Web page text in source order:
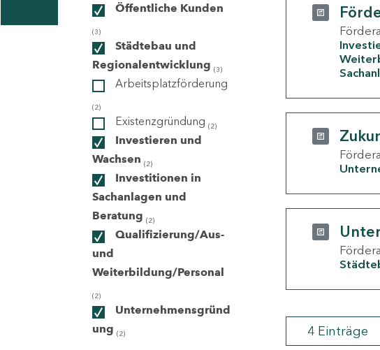
Öffentliche Kunden
(3)
Städtebau und
Regionalentwicklung (3)
Arbeitsplatzförderung
(2)
Existenzgründung (2)
Investieren und
Wachsen (2)
Investitionen in
Sachanlagen und
Beratung (2)
Qualifizierung/Aus-
und
Weiterbildung/Personal
(2)
Unternehmensgründ
ung (2) 4 Einträge